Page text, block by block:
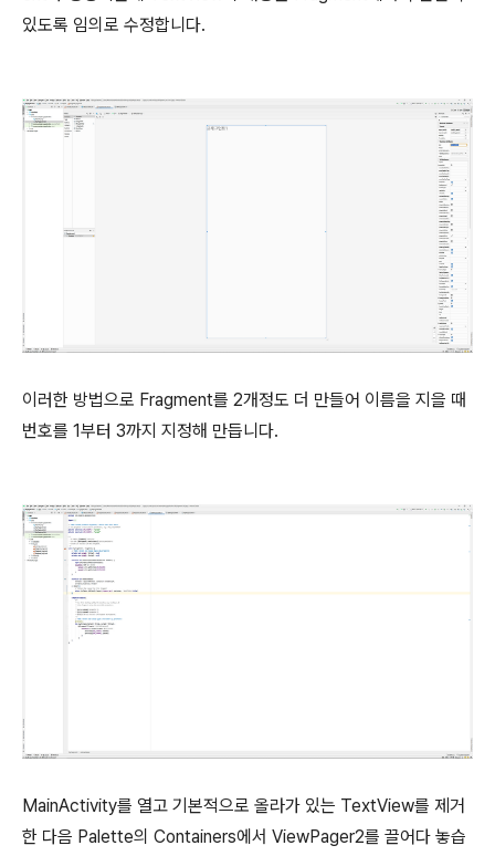
있도록 임의로 수정합니다.
이러한 방법으로 Fragment를 2개정도 더 만들어 이름을 지을 때
번호를 1부터 3까지 지정해 만듭니다.
MainActivity를 열고 기본적으로 올라가 있는 TextView를 제거
한 다음 Palette의 Containers에서 ViewPager2를 끌어다 놓습